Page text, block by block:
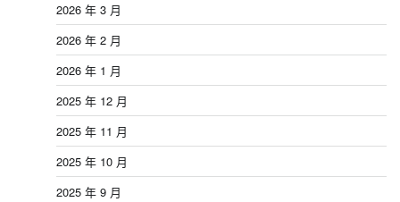
2026 年 3 月
2026 年 2 月
2026 年 1 月
2025 年 12 月
2025 年 11 月
2025 年 10 月
2025 年 9 月